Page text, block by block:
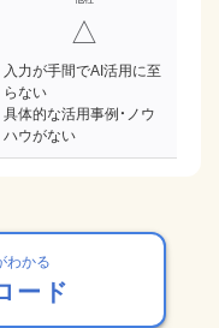
△
入力が手間でAI活用に至
らない
具体的な活用事例・ノウ
ハウがない
わかる
ード